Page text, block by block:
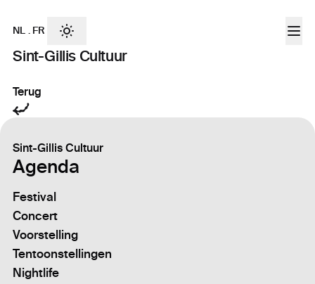
Sint-Gillis Cultuur
NL . FR
Terug
Sint-Gillis Cultuur
Agenda
Festival
Concert
Voorstelling
Tentoonstellingen
Nightlife